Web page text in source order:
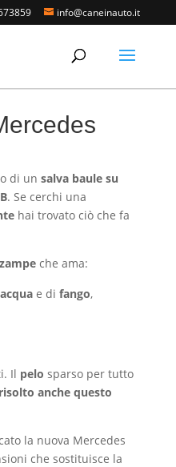
info@caneinauto.it
Telo Copribaule
di un salva baule su
. Se cerchi una
hai trovato ciò che fa
che ama:
e di fango,
Il pelo sparso per tutto
anche questo
la nuova Mercedes
che sostituisce la